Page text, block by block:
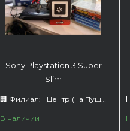
Sony Playstation 3 Super
Slim
🏢 Филиал: Центр (на Пушкина 66)
В наличии